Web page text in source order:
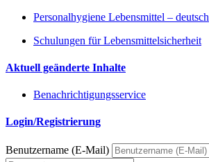
Personalhygiene Lebensmittel – deutsch
Schulungen für Lebensmittelsicherheit
Aktuell geänderte Inhalte
Benachrichtigungsservice
Login/Registrierung
Benutzername (E-Mail)